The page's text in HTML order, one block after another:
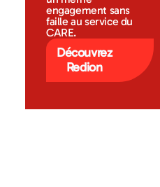
engagement sans
faille au service du
CARE.
Découvrez
Redion